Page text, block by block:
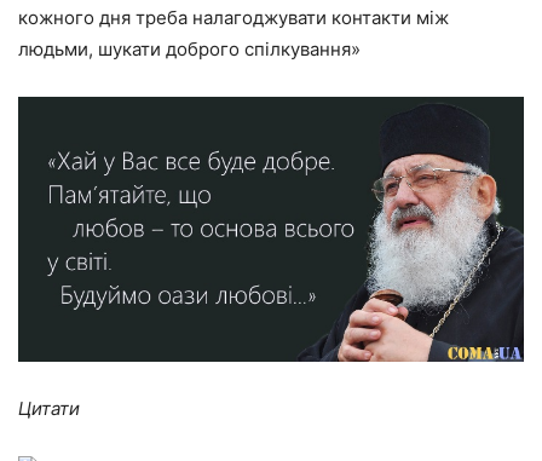
кожного дня треба налагоджувати контакти між
людьми, шукати доброго спілкування»
Цитати